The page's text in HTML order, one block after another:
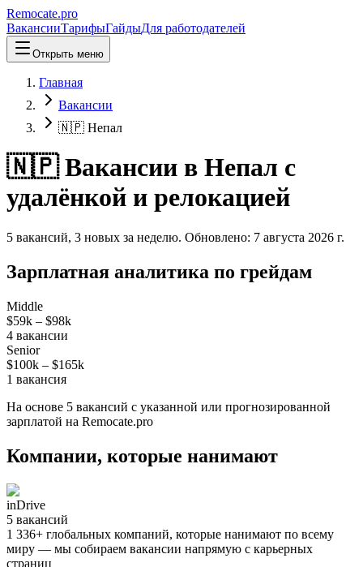
Remocate.pro
ВакансииТарифыГайдыДля работодателей
Открыть меню
Главная
Вакансии
🇳🇵 Непал
🇳🇵 Вакансии в Непал с
удалёнкой и релокацией
5 вакансий, 3 новых за неделю. Обновлено: 7 августа 2026 г.
Зарплатная аналитика по грейдам
Middle
$59k – $98k
4 вакансии
Senior
$100k – $165k
1 вакансия
На основе 5 вакансий с указанной или прогнозированной
зарплатой на Remocate.pro
Компании, которые нанимают
inDrive
5 вакансий
1 336+ глобальных компаний, которые нанимают по всему
миру — мы собираем вакансии напрямую с карьерных
страниц